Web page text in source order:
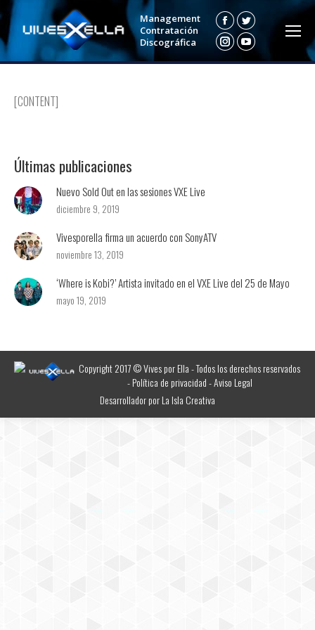
Management
Contratación
Discográfica
FacebookTwitter
Instagram
YouTube
[CONTENT]
Últimas publicaciones
Nuevo Sold Out en las sesiones VXE Live
diciembre 9, 2019
Vivesporella firma un acuerdo con SonyATV
noviembre 13, 2019
‘Where is Kobi?’ Artista invitado en el VXE Live del 25 de Mayo
mayo 19, 2019
Copyright 2017 © Vives por Ella - Todos los derechos reservados
-Política de privacidad-Aviso Legal
Desarrollador porLa Isla Creativa